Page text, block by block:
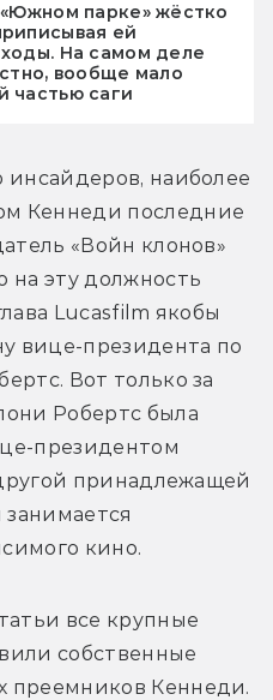
парке» жёстко
ей
На самом деле
вообще мало
частью саги
наиболее
Кеннеди последние
«Войн клонов»
на эту должность
Lucasfilm якобы
вице-президента по
Вот только за
Робертс была
президентом
принадлежащей
занимается
кино.
все крупные
собственные
преемников Кеннеди.